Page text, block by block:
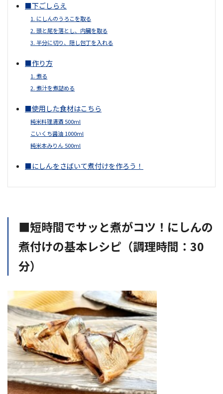
■下ごしらえ
1. にしんのうろこを取る
2. 頭と尾を落とし、 内臓を取る
3. 半分に切り、隠し包丁を入れる
■作り方
1. 煮る
2. 煮汁を煮詰める
■使用した食材はこちら
純米料理清酒 500ml
こいくち醤油 1000ml
純米本みりん 500ml
■にしんをさばいて煮付けを作ろう！
■短時間でサッと煮がコツ！にしんの
煮付けの基本レシピ（調理時間：30
分）